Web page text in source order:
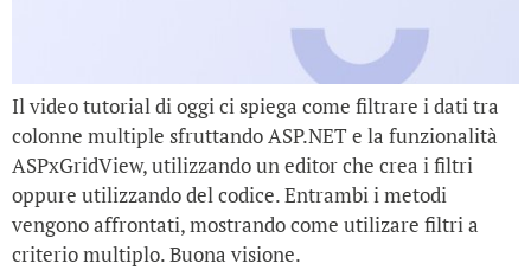
Il video tutorial di oggi ci spiega come filtrare i dati tra
colonne multiple sfruttando ASP.NET e la funzionalità
ASPxGridView, utilizzando un editor che crea i filtri
oppure utilizzando del codice. Entrambi i metodi
vengono affrontati, mostrando come utilizare filtri a
criterio multiplo. Buona visione.